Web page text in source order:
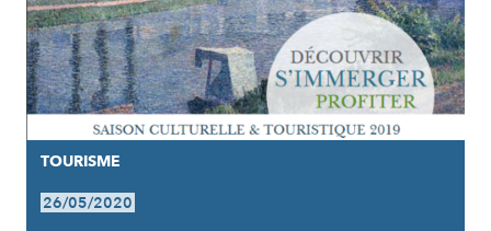
TOURISME
26/05/2020